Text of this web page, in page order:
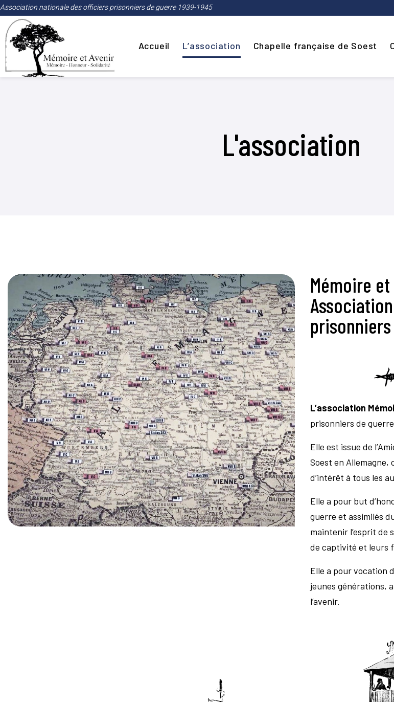
Association nationale des officiers prisonniers de guerre 1939-1945
Accueil L’association Chapelle française de Soest
L'association
Mémoire
prisonniers
L’association
prisonniers de
Elle est issue de
Soest en Allemagne,
d’intérêt à tous les
Elle a pour but
guerre et assimilés
maintenir l’esprit de
de captivité et leurs
Elle a pour vocation
jeunes générations,
l’avenir.